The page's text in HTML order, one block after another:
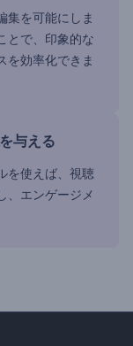
集を可能にしま
とで、印象的な
を効率化できま
与える
を使えば、視聴
、エンゲージメ